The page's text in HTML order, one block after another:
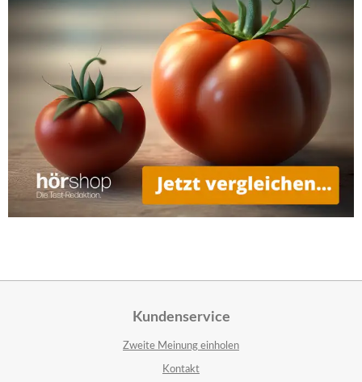
Kundenservice
Zweite Meinung einholen
Kontakt